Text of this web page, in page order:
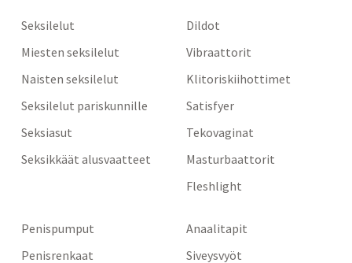
Seksilelut
Miesten seksilelut
Naisten seksilelut
Seksilelut pariskunnille
Seksiasut
Seksikkäät alusvaatteet
Dildot
Vibraattorit
Klitoriskiihottimet
Satisfyer
Tekovaginat
Masturbaattorit
Fleshlight
Penispumput
Penisrenkaat
Anaalitapit
Siveysvyöt